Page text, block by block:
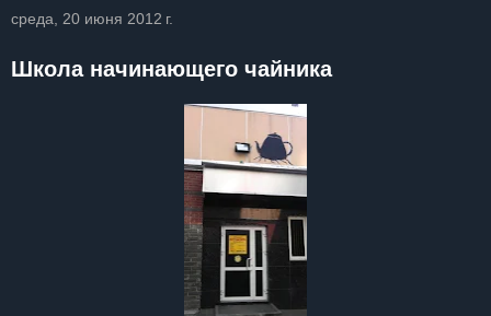
среда, 20 июня 2012 г.
Школа начинающего чайника